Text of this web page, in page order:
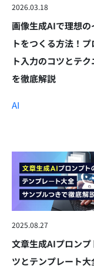
2026.03.18
画像生成AIで理想の
トをつくる方法！
ト入力のコツとテク
を徹底解説
AI
2025.08.27
文章生成AIプロンプ
ツとテンプレート大